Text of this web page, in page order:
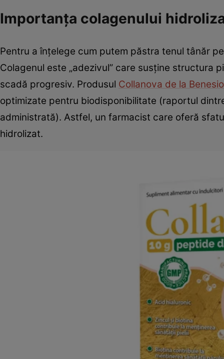
Importanța colagenului
Pentru a înțelege cum putem păstra tenul tânăr
Colagenul este „adezivul” care susține structura
scadă progresiv. Produsul Collanova de la Benesio
optimizate pentru biodisponibilitate (raportul
administrată). Astfel, un farmacist care oferă
hidrolizat.